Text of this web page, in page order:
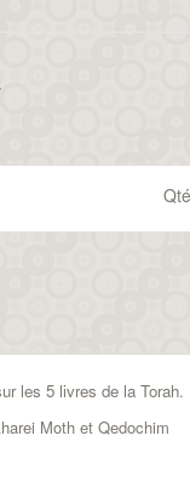
les 5 livres de la Torah.
Moth et Qedochim